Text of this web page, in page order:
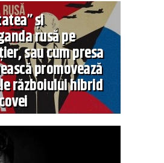
și
rusă pe
sau cum presa
promovează
războiului hibrid